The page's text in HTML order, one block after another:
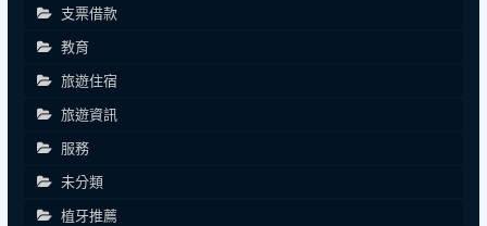
支票借款
教育
旅遊住宿
旅遊資訊
服務
未分類
植牙推薦